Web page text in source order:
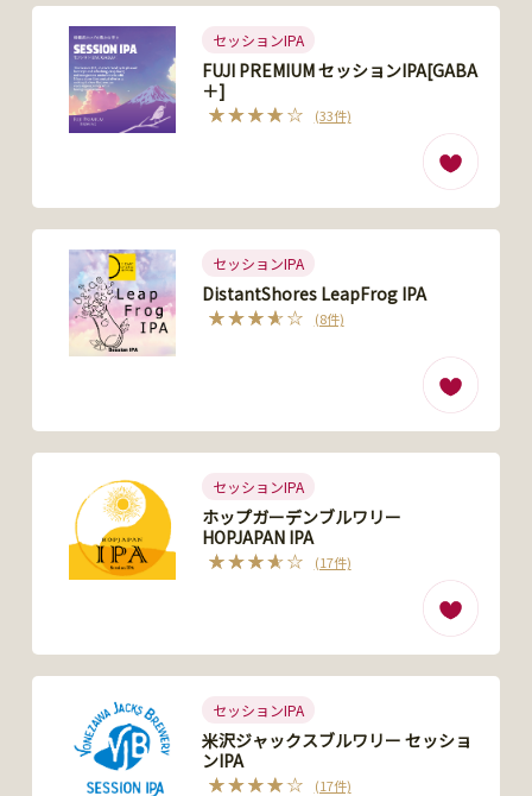
セッションIPA
FUJI PREMIUM セッションIPA[GABA
＋]
(33件)
セッションIPA
DistantShores LeapFrog IPA
(8件)
セッションIPA
ホップガーデンブルワリー
HOPJAPAN IPA
(17件)
セッションIPA
米沢ジャックスブルワリー セッショ
ンIPA
(17件)